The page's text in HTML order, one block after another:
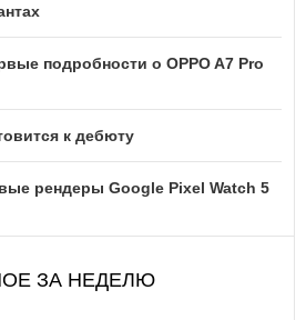
подробности о OPPO A7 Pro
к дебюту
рендеры Google Pixel Watch 5
ЗА НЕДЕЛЮ